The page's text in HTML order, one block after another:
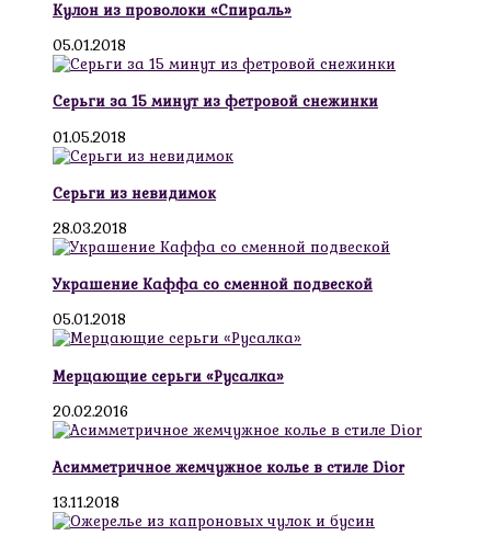
Кулон из проволоки «Спираль»
05.01.2018
Серьги за 15 минут из фетровой снежинки
01.05.2018
Серьги из невидимок
28.03.2018
Украшение Каффа со сменной подвеской
05.01.2018
Мерцающие серьги «Русалка»
20.02.2016
Асимметричное жемчужное колье в стиле Dior
13.11.2018